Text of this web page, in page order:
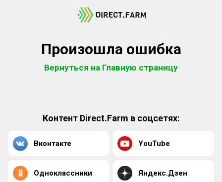
Произошла ошибка
Вернуться на Главную страницу
Контент Direct.Farm в соцсетях:
Вконтакте YouTube
Одноклассники Яндекс.Дзен